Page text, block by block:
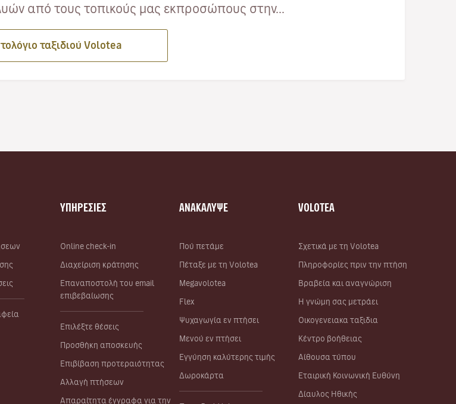
από τους τοπικούς μας εκπροσώπους στην...
ταξιδιού Volotea
ΥΠΗΡΕΣΙΕΣ
Online check-in
Διαχείριση κράτησης
Επαναποστολή του email
επιβεβαίωσης
Επιλέξτε θέσεις
Προσθήκη αποσκευής
Επιβίβαση προτεραιότητας
Αλλαγή πτήσεων
Απαραίτητα έγγραφα για την
ΑΝΑΚΑΛΥΨΕ
Πού πετάμε
Πέταξε με τη Volotea
Megavolotea
Flex
Ψυχαγωγία εν πτήσει
Μενού εν πτήσει
Εγγύηση καλύτερης τιμής
Δωροκάρτα
VOLOTEA
Σχετικά με τη Volotea
Πληροφορίες πριν την πτήση
Βραβεία και αναγνώριση
Η γνώμη σας μετράει
Οικογενειακα ταξιδια
Κέντρο βοήθειας
Αίθουσα τύπου
Εταιρική Κοινωνική Ευθύνη
Δίαυλος Ηθικής